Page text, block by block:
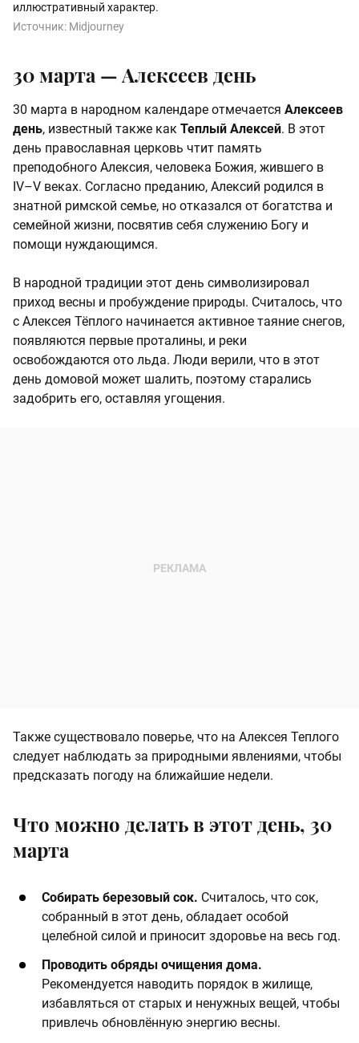
иллюстративный характер.
Источник: Midjourney
30 марта — Алексеев день
30 марта в народном календаре отмечается Алексеев
день, известный также как Теплый Алексей. В этот
день православная церковь чтит память
преподобного Алексия, человека Божия, жившего в
IV–V веках. Согласно преданию, Алексий родился в
знатной римской семье, но отказался от богатства и
семейной жизни, посвятив себя служению Богу и
помощи нуждающимся.
В народной традиции этот день символизировал
приход весны и пробуждение природы. Считалось, что
с Алексея Тёплого начинается активное таяние снегов,
появляются первые проталины, и реки
освобождаются ото льда. Люди верили, что в этот
день домовой может шалить, поэтому старались
задобрить его, оставляя угощения.
Также существовало поверье, что на Алексея Теплого
следует наблюдать за природными явлениями, чтобы
предсказать погоду на ближайшие недели.​
Что можно делать в этот день, 30
марта
Собирать березовый сок. Считалось, что сок,
собранный в этот день, обладает особой
целебной силой и приносит здоровье на весь год. ​
​Проводить обряды очищения дома.
Рекомендуется наводить порядок в жилище,
избавляться от старых и ненужных вещей, чтобы
привлечь обновлённую энергию весны.​